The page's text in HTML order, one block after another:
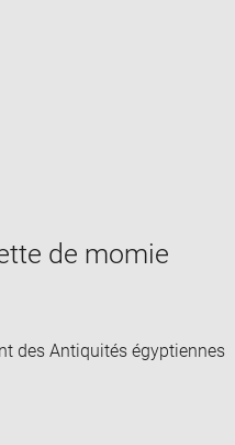
window
de momie
des Antiquités égyptiennes